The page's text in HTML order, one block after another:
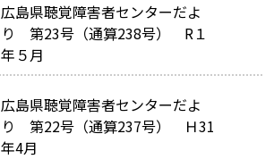
広島県聴覚障害者センターだよ
り 第23号（通算238号） R１
年５月
広島県聴覚障害者センターだよ
り 第22号（通算237号） Ｈ31
年4月